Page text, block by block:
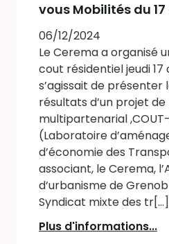
vous Mobilités du
06/12/2024
Le Cerema a organisé
cout résidentiel jeudi
s’agissait de présenter
résultats d’un projet
multipartenarial
(Laboratoire
d’économie des
associant, le Cerema,
d’urbanisme de
Syndicat mixte des tr[...]
Plus d'informations...